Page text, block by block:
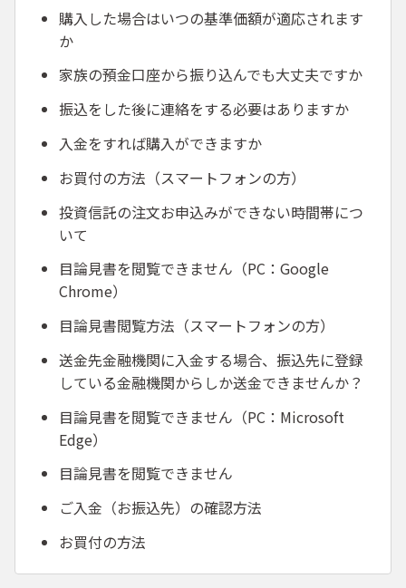
購入した場合はいつの基準価額が適応されます
か
家族の預金口座から振り込んでも大丈夫ですか
振込をした後に連絡をする必要はありますか
入金をすれば購入ができますか
お買付の方法（スマートフォンの方）
投資信託の注文お申込みができない時間帯につ
いて
目論見書を閲覧できません（PC：Google
Chrome）
目論見書閲覧方法（スマートフォンの方）
送金先金融機関に入金する場合、振込先に登録
している金融機関からしか送金できませんか？
目論見書を閲覧できません（PC：Microsoft
Edge）
目論見書を閲覧できません
ご入金（お振込先）の確認方法
お買付の方法